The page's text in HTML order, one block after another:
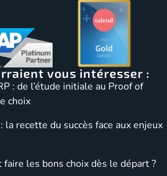
vous intéresser :
: de l’étude initiale au Proof of
choix
la recette du succès face aux enjeux
faire les bons choix dès le départ ?